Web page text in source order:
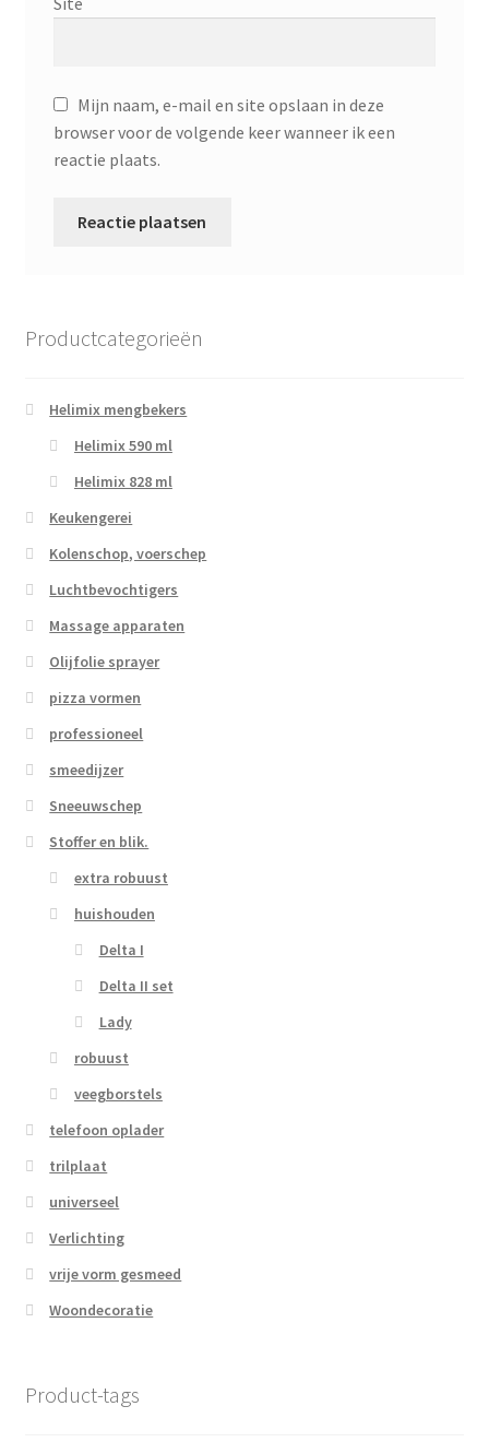
Mijn naam, e-mail en site opslaan in deze
browser voor de volgende keer wanneer ik een
reactie plaats.
Productcategorieën
Helimix mengbekers
Helimix 590 ml
Helimix 828 ml
Keukengerei
Kolenschop, voerschep
Luchtbevochtigers
Massage apparaten
Olijfolie sprayer
pizza vormen
professioneel
smeedijzer
Sneeuwschep
Stoffer en blik.
extra robuust
huishouden
Delta I
Delta II set
Lady
robuust
veegborstels
telefoon oplader
trilplaat
universeel
Verlichting
vrije vorm gesmeed
Woondecoratie
Product-tags